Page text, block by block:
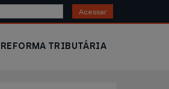
Acessar
REFORMA TRIBUTÁRIA